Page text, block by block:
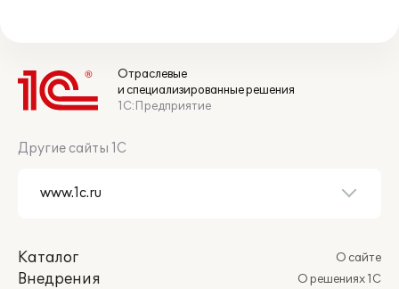
Отраслевые
и специализированные решения
1С:Предприятие
Другие сайты 1С
Каталог
Внедрения
О сайте
О решениях 1С